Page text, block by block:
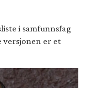
i samfunnsfag
versjonen er et